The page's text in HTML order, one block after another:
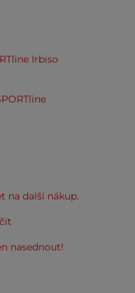
Irbiso
na další nákup.
nasednout!